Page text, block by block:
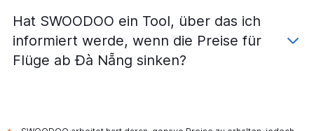
Hat SWOODOO ein Tool, über das ich
informiert werde, wenn die Preise für
Flüge ab Đà Nẵng sinken?